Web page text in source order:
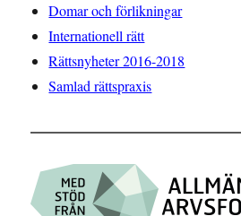
Domar och förlikningar
Internationell rätt
Rättsnyheter 2016-2018
Samlad rättspraxis